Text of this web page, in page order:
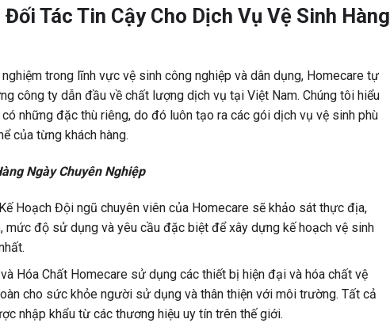
Tác Tin Cậy Cho Dịch Vụ Vệ Sinh Hàng
trong lĩnh vực vệ sinh công nghiệp và dân dụng, Homecare tự
công ty dẫn đầu về chất lượng dịch vụ tại Việt Nam. Chúng tôi hiểu
những đặc thù riêng, do đó luôn tạo ra các gói dịch vụ vệ sinh phù
của từng khách hàng.
Ngày Chuyên Nghiệp
Hoạch Đội ngũ chuyên viên của Homecare sẽ khảo sát thực địa,
mức độ sử dụng và yêu cầu đặc biệt để xây dựng kế hoạch vệ sinh
Hóa Chất Homecare sử dụng các thiết bị hiện đại và hóa chất vệ
cho sức khỏe người sử dụng và thân thiện với môi trường. Tất cả
nhập khẩu từ các thương hiệu uy tín trên thế giới.